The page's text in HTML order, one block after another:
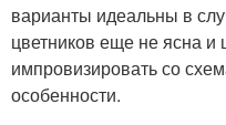
варианты идеальны в
цветников еще не ясна и
импровизировать со
особенности.